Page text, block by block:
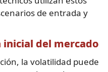
de entrada y
inicial del mercado
la volatilidad puede